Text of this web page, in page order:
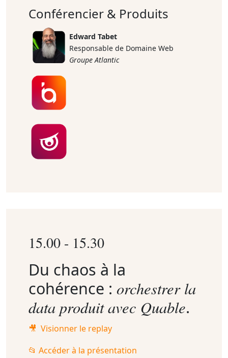
Conférencier & Produits
Edward Tabet
Responsable de Domaine Web
Groupe Atlantic
15.00 - 15.30
Du chaos à la
cohérence : orchestrer la
data produit avec Quable.
🎥 Visionner le replay
📂 Accéder à la présentation